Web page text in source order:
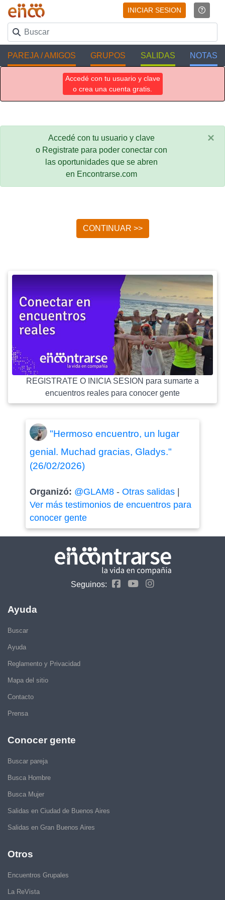
INICIAR SESION
PAREJA / AMIGOS GRUPOS SALIDAS NOTAS
Accedé con tu usuario y clave
o crea una cuenta gratis.
Accedé con tu usuario y clave
o Registrate para poder conectar con
las oportunidades que se abren
en Encontrarse.com
×
CONTINUAR >>
REGISTRATE O INICIA SESION para sumarte a
encuentros reales para conocer gente
"Hermoso encuentro, un lugar
genial. Muchad gracias, Gladys."
(26/02/2026)
Organizó: @GLAM8- Otras salidas|
Ver más testimonios de encuentros para
conocer gente
Seguinos:
Ayuda
Buscar
Ayuda
Reglamento y Privacidad
Mapa del sitio
Contacto
Prensa
Conocer gente
Buscar pareja
Busca Hombre
Busca Mujer
Salidas en Ciudad de Buenos Aires
Salidas en Gran Buenos Aires
Otros
Encuentros Grupales
La ReVista